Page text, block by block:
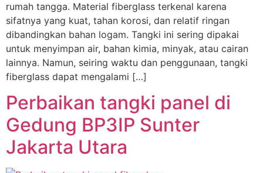
rumah tangga. Material fiberglass terkenal karena
sifatnya yang kuat, tahan korosi, dan relatif ringan
dibandingkan bahan logam. Tangki ini sering dipakai
untuk menyimpan air, bahan kimia, minyak, atau cairan
lainnya. Namun, seiring waktu dan penggunaan, tangki
fiberglass dapat mengalami […]
Perbaikan tangki panel di
Gedung BP3IP Sunter
Jakarta Utara